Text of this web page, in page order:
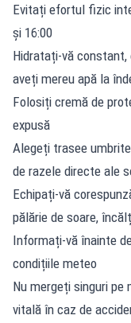
Evitați efortul fizic
și 16:00
Hidratați-vă
aveți mereu apă la
Folosiți cremă de
expusă
Alegeți trasee
de razele directe ale
Echipați-vă
pălărie de soare,
Informați-vă înainte
condițiile meteo
Nu mergeți singuri
vitală în caz de